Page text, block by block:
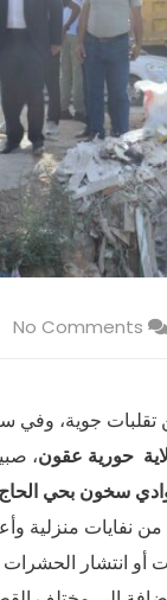
No Comments
جوية، وفي
حورية عقون، صبيحة
سخون بحي الحاج
من نفايات منزلية
أو انتشار الحشرات